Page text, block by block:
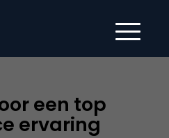
een top
ervaring